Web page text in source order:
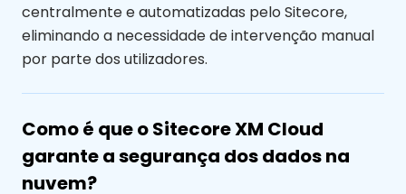
centralmente e automatizadas pelo Sitecore,
eliminando a necessidade de intervenção manual
por parte dos utilizadores.
Como é que o Sitecore XM Cloud
garante a segurança dos dados na
nuvem?